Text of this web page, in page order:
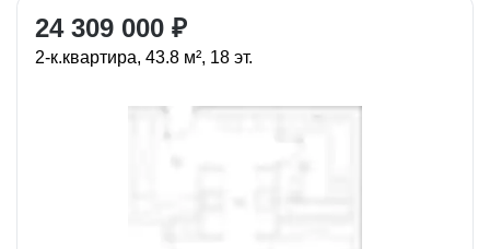
24 309 000 ₽
2-к.квартира, 43.8 м², 18 эт.